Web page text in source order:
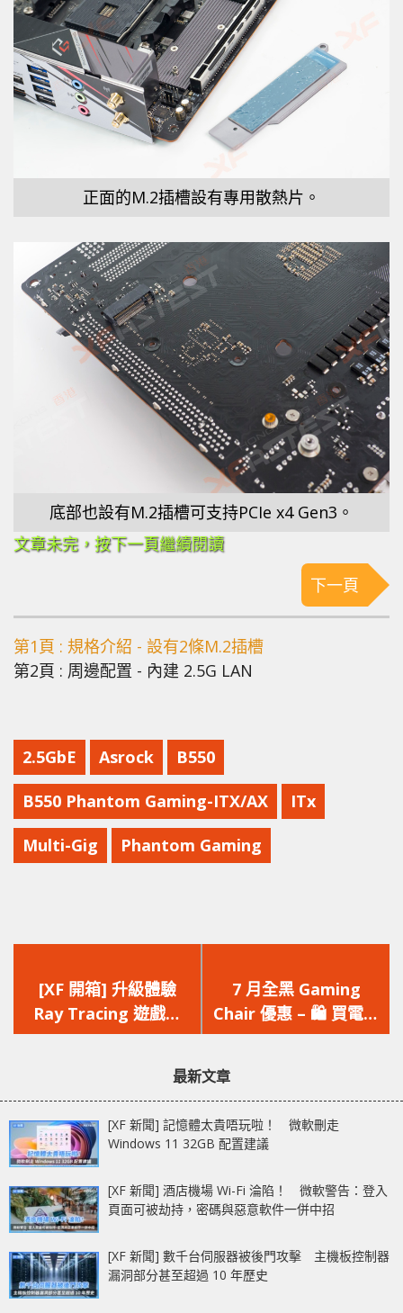
正面的M.2插槽設有專用散熱片。
底部也設有M.2插槽可支持PCIe x4 Gen3。
文章未完，按下一頁繼續閱讀
下一頁
第1頁 : 規格介紹 - 設有2條M.2插槽
第2頁 : 周邊配置 - 內建 2.5G LAN
2.5GbE Asrock B550
B550 Phantom Gaming-ITX/AX ITx
Multi-Gig Phantom Gaming
一
篇
文
[XF 開箱] 升級體驗
Ray Tracing 遊戲畫
面 GIGABYTE
SUPER Gaming OC
一
篇
文
7 月全黑 Gaming
Chair 優惠 – 🛍 買電競
椅 免費送 Creative 喇
最新文章
[XF 新聞] 記憶體太貴唔玩啦！ 微軟刪走
Windows 11 32GB 配置建議
[XF 新聞] 酒店機場 Wi-Fi 淪陷！ 微軟警告：登入
頁面可被劫持，密碼與惡意軟件一併中招
[XF 新聞] 數千台伺服器被後門攻擊 主機板控制器
漏洞部分甚至超過 10 年歷史